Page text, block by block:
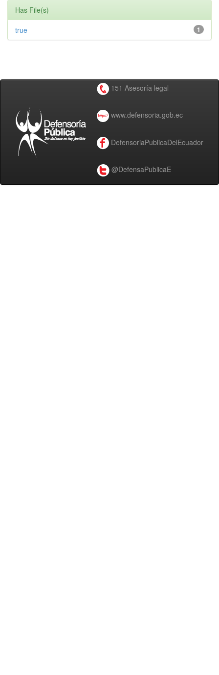
Has File(s)
1
true
151 Asesoría legal
www.defensoria.gob.ec
DefensoriaPublicaDelEcuador
@DefensaPublicaE